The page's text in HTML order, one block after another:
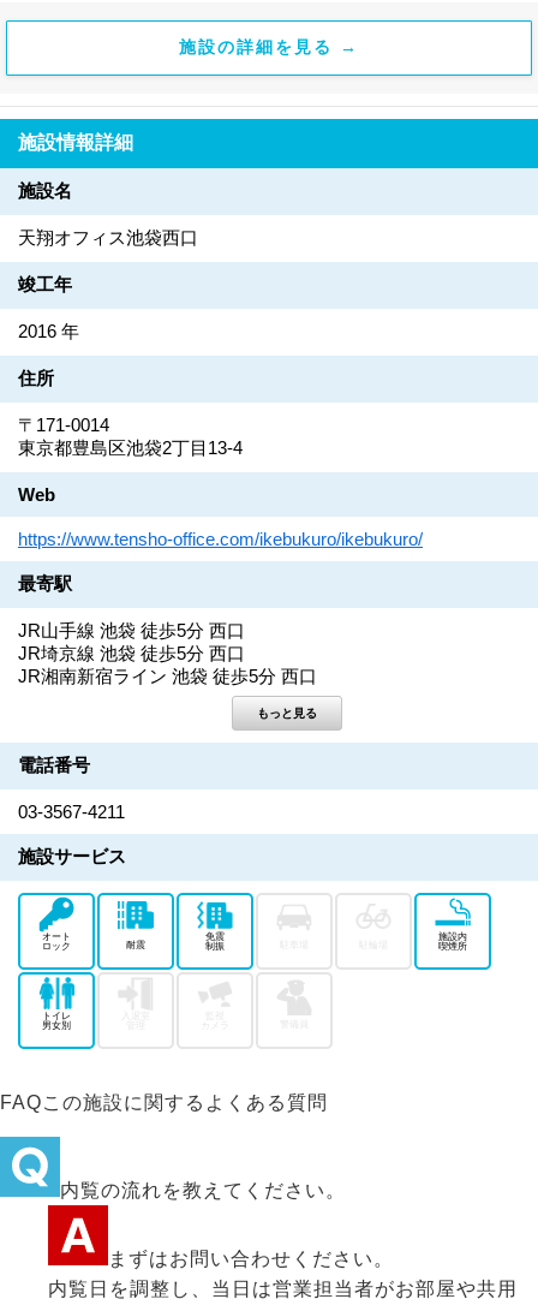
施設の詳細を見る →
施設情報詳細
施設名
天翔オフィス池袋西口
竣工年
2016 年
住所
〒171-0014
東京都豊島区池袋2丁目13-4
Web
https://www.tensho-office.com/ikebukuro/ikebukuro/
最寄駅
JR山手線 池袋 徒歩5分 西口
JR埼京線 池袋 徒歩5分 西口
JR湘南新宿ライン 池袋 徒歩5分 西口
電話番号
03-3567-4211
施設サービス
オート
ロック
耐震
免震
制振
施設内
喫煙所
トイレ
男女別
カメラ
FAQこの施設に関するよくある質問
内覧の流れを教えてください。
まずはお問い合わせください。
内覧日を調整し、当日は営業担当者がお部屋や共用